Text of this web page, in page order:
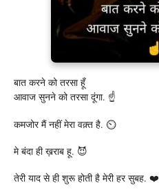
बात करने को तरसा हूँ
आवाज सुनने को तरसा दूंगा. ☝️
कमजोर मैं नहीं मेरा वक़्त है. ⏲️
मे बंदा ही ख़राब हू. 😈
तेरी याद से ही शुरू होती है मेरी हर सुबह. ❤️